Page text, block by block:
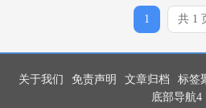
1 共 1
关于我们 免责声明 文章归档 标签
底部导航4